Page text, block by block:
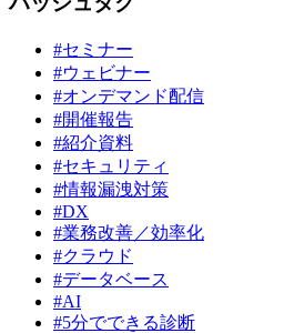
#セミナー
#ウェビナー
#オンデマンド配信
#開催報告
#紹介資料
#セキュリティ
#情報漏洩対策
#DX
#業務改善／効率化
#クラウド
#データベース
#AI
#5分でできる診断